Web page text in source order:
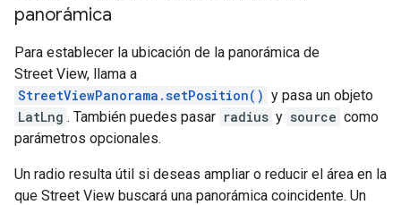
panorámica
Para establecer la ubicación de la panorámica de
Street View, llama a
StreetViewPanorama.setPosition() y pasa un objeto
LatLng . También puedes pasar radius y source como
parámetros opcionales.
Un radio resulta útil si deseas ampliar o reducir el área en la
que Street View buscará una panorámica coincidente. Un